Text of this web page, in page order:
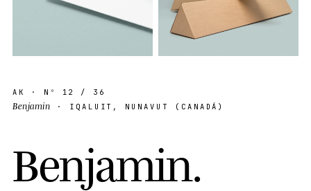
AK · Nº 12 / 36
Benjamin · IQALUIT, NUNAVUT (CANADÁ)
Benjamin.